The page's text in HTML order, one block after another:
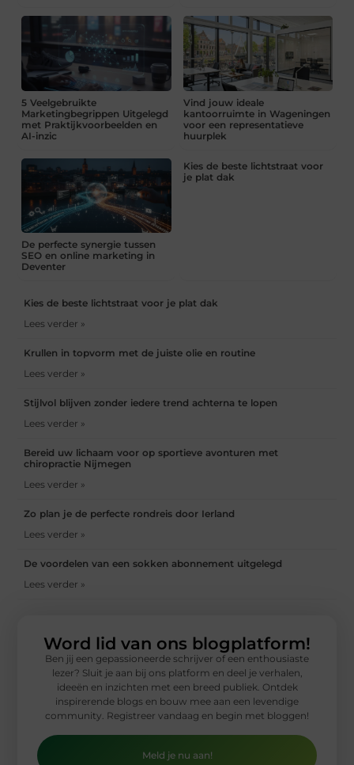
5 Veelgebruikte
Marketingbegrippen Uitgelegd
met Praktijkvoorbeelden en
AI-inzic
Vind jouw ideale
kantoorruimte in Wageningen
voor een representatieve
huurplek
De perfecte synergie tussen
SEO en online marketing in
Deventer
Kies de beste lichtstraat voor
je plat dak
Kies de beste lichtstraat voor je plat dak
Lees verder »
Krullen in topvorm met de juiste olie en routine
Lees verder »
Stijlvol blijven zonder iedere trend achterna te lopen
Lees verder »
Bereid uw lichaam voor op sportieve avonturen met
chiropractie Nijmegen
Lees verder »
Zo plan je de perfecte rondreis door Ierland
Lees verder »
De voordelen van een sokken abonnement uitgelegd
Lees verder »
Word lid van ons blogplatform!
Ben jij een gepassioneerde schrijver of een enthousiaste
lezer? Sluit je aan bij ons platform en deel je verhalen,
ideeën en inzichten met een breed publiek. Ontdek
inspirerende blogs en bouw mee aan een levendige
community. Registreer vandaag en begin met bloggen!
Meld je nu aan!